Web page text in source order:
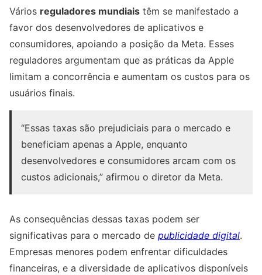
Vários reguladores mundiais têm se manifestado a
favor dos desenvolvedores de aplicativos e
consumidores, apoiando a posição da Meta. Esses
reguladores argumentam que as práticas da Apple
limitam a concorrência e aumentam os custos para os
usuários finais.
“Essas taxas são prejudiciais para o mercado e
beneficiam apenas a Apple, enquanto
desenvolvedores e consumidores arcam com os
custos adicionais,” afirmou o diretor da Meta.
As consequências dessas taxas podem ser
significativas para o mercado de publicidade digital.
Empresas menores podem enfrentar dificuldades
financeiras, e a diversidade de aplicativos disponíveis